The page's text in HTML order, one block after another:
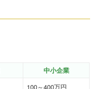
中小企業
100～400万円